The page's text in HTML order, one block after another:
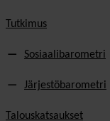
Tutkimus
Sosiaalibarometri
Järjestöbarometri
Talouskatsaukset